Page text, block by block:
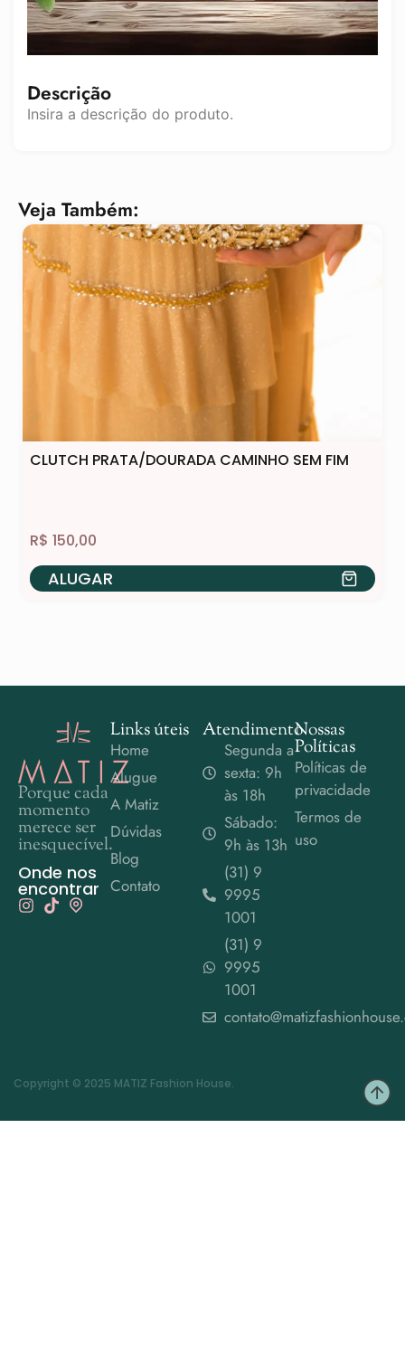
Descrição
Insira a descrição do produto.
Veja Também:
CLUTCH PRATA/DOURADA CAMINHO SEM FIM
R$ 150,00
ALUGAR
Porque cada
momento
merece ser
inesquecível.
Onde nos
encontrar
Links úteis
Home
Alugue
A Matiz
Dúvidas
Blog
Contato
Atendimento
Segunda a
sexta: 9h
às 18h
Sábado:
9h às 13h
(31) 9
9995
1001
(31) 9
9995
1001
Nossas
Políticas
Políticas de
privacidade
Termos de
uso
Copyright © 2025 MATIZ Fashion House.